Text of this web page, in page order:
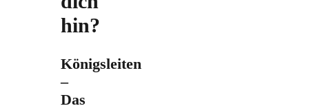
hin?
Königsleiten
–
Das